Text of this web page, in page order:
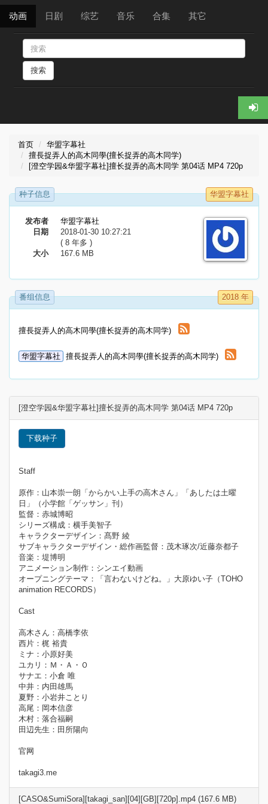
动画 日剧 综艺 音乐 合集 其它
搜索
首页
华盟字幕社
擅長捉弄人的高木同學(擅长捉弄的高木同学)
[澄空学园&华盟字幕社]擅长捉弄的高木同学 第04话 MP4 720p
种子信息 华盟字幕社
发布者
华盟字幕社
日期
2018-01-30 10:27:21
( 8 年多 )
大小
167.6 MB
番组信息 2018 年
擅長捉弄人的高木同學(擅长捉弄的高木同学)
华盟字幕社 擅長捉弄人的高木同學(擅长捉弄的高木同学)
[澄空学园&华盟字幕社]擅长捉弄的高木同学 第04话 MP4 720p
下载种子
Staff
原作：山本崇一朗「からかい上手の高木さん」「あしたは土曜
日」（小学館「ゲッサン」刊）
監督：赤城博昭
シリーズ構成：横手美智子
キャラクターデザイン：髙野 綾
サブキャラクターデザイン・総作画監督：茂木琢次/近藤奈都子
音楽：堤博明
アニメーション制作：シンエイ動画
オープニングテーマ：「言わないけどね。」大原ゆい子（TOHO
animation RECORDS）
Cast
高木さん：高橋李依
西片：梶 裕貴
ミナ：小原好美
ユカリ：Ｍ・Ａ・Ｏ
サナエ：小倉 唯
中井：内田雄馬
夏野：小岩井ことり
高尾：岡本信彦
木村：落合福嗣
田辺先生：田所陽向
官网
takagi3.me
[CASO&SumiSora][takagi_san][04][GB][720p].mp4 (167.6 MB)